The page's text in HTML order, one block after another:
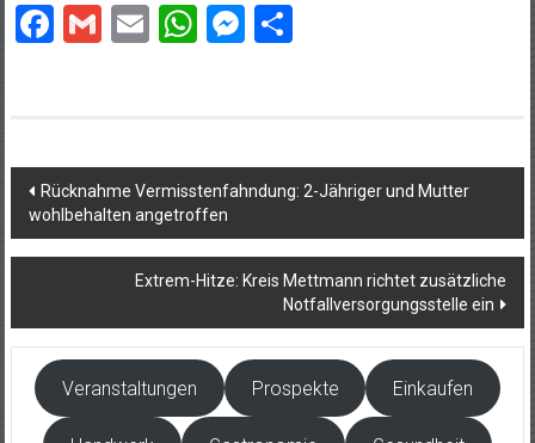
Facebook
GmailEmailWhatsApp
Messenger
Beitragsnavigation
Rücknahme Vermisstenfahndung: 2-Jähriger und Mutter
wohlbehalten angetroffen
Extrem-Hitze: Kreis Mettmann richtet zusätzliche
Notfallversorgungsstelle ein
Veranstaltungen Prospekte Einkaufen